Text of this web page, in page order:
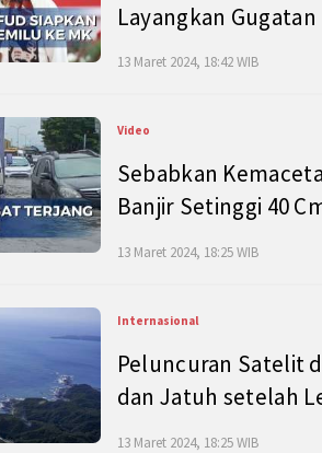
Layangkan
13 Maret 2024, 18:42 WIB
Video
Sebabkan
Banjir Setinggi 40
13 Maret 2024, 18:25 WIB
Internasional
Peluncuran Satelit
dan Jatuh setelah
13 Maret 2024, 18:25 WIB